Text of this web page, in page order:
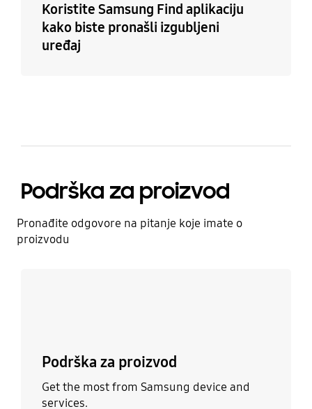
Koristite Samsung Find aplikaciju
kako biste pronašli izgubljeni
uređaj
Podrška za proizvod
Pronađite odgovore na pitanje koje imate o
proizvodu
Podrška za proizvod
Get the most from Samsung device and
services.